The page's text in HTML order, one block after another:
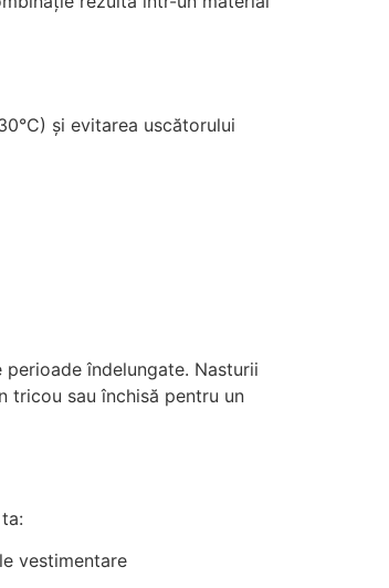
și evitarea uscătorului
îndelungate. Nasturii
tricou sau închisă pentru un
vestimentare